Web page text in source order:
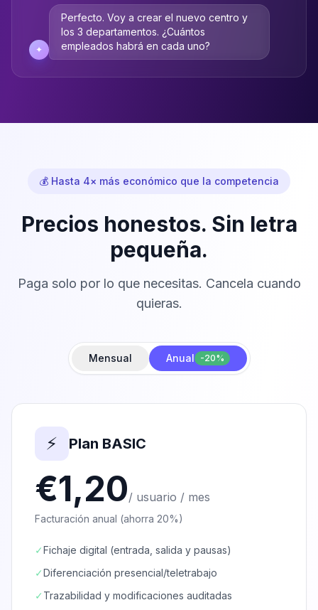
✦
Perfecto. Voy a crear el nuevo centro y
los 3 departamentos. ¿Cuántos
empleados habrá en cada uno?
💰 Hasta 4× más económico que la competencia
Precios honestos. Sin letra
pequeña.
Paga solo por lo que necesitas. Cancela cuando
quieras.
Mensual Anual -20%
⚡ Plan BASIC
€1,20/ usuario / mes
Facturación anual (ahorra 20%)
✓Fichaje digital (entrada, salida y pausas)
✓Diferenciación presencial/teletrabajo
✓ Trazabilidad y modificaciones auditadas